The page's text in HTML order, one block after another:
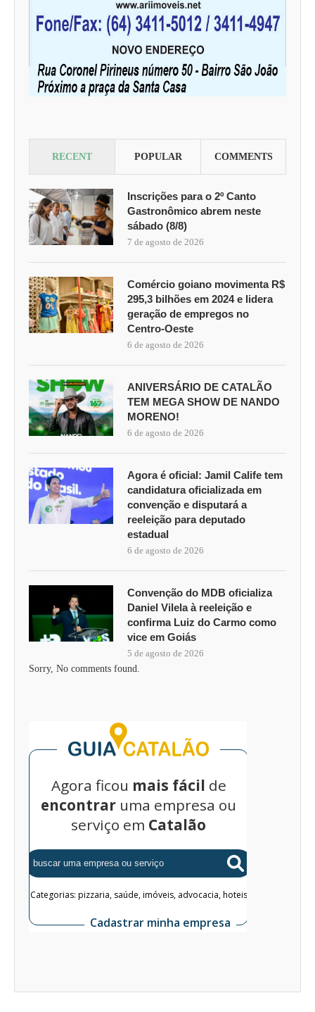
RECENT POPULAR COMMENTS
Inscrições para o 2º Canto
Gastronômico abrem neste
sábado (8/8)
7 de agosto de 2026
Comércio goiano movimenta R$
295,3 bilhões em 2024 e lidera
geração de empregos no
Centro-Oeste
6 de agosto de 2026
ANIVERSÁRIO DE CATALÃO
TEM MEGA SHOW DE NANDO
MORENO!
6 de agosto de 2026
Agora é oficial: Jamil Calife tem
candidatura oficializada em
convenção e disputará a
reeleição para deputado
estadual
6 de agosto de 2026
Convenção do MDB oficializa
Daniel Vilela à reeleição e
confirma Luiz do Carmo como
vice em Goiás
5 de agosto de 2026
Sorry, No comments found.